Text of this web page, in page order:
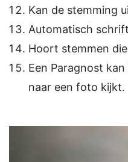
Kan de stemming
Automatisch
Hoort stemmen
Een Paragnost
naar een foto kijkt.